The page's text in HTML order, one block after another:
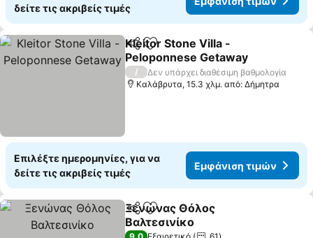
δείτε τις ακριβείς τιμές
Κοινοποίηση
Προσθήκη στα αγαπημένα
Kleitor Stone Villa -
Peloponnese Getaway
Εμφάνιση τιμών
/
Δεν υπάρχει διαθέσιμη βαθμολογία
Καλάβρυτα, 15.3 χλμ. από: Δήμητρα
Επιλέξτε ημερομηνίες, για να
δείτε τις ακριβείς τιμές
Εμφάνιση τιμών
Κοινοποίηση
Προσθήκη στα αγαπημένα
Ξενώνας Θόλος
Βαλτεσινίκο